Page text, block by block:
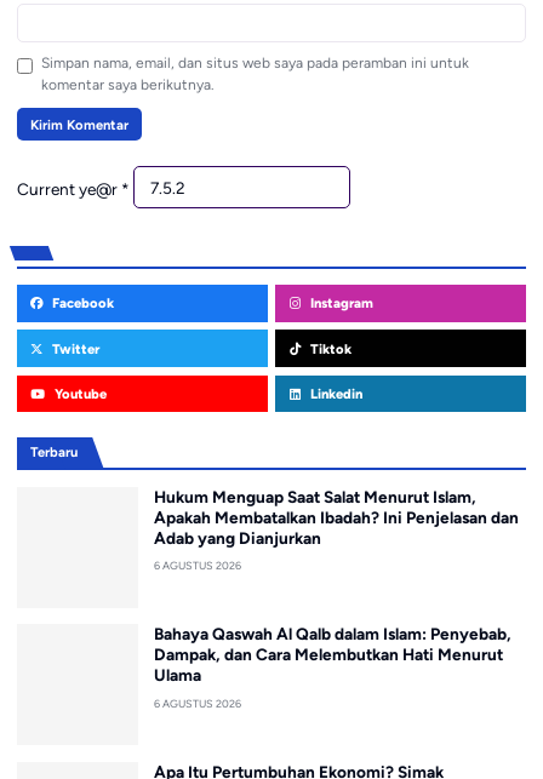
Simpan nama, email, dan situs web saya pada peramban ini untuk
komentar saya berikutnya.
Current ye@r *
Facebook Instagram
Twitter Tiktok
Youtube Linkedin
Terbaru
Hukum Menguap Saat Salat Menurut Islam,
Apakah Membatalkan Ibadah? Ini Penjelasan dan
Adab yang Dianjurkan
6 AGUSTUS 2026
Bahaya Qaswah Al Qalb dalam Islam: Penyebab,
Dampak, dan Cara Melembutkan Hati Menurut
Ulama
6 AGUSTUS 2026
Apa Itu Pertumbuhan Ekonomi? Simak